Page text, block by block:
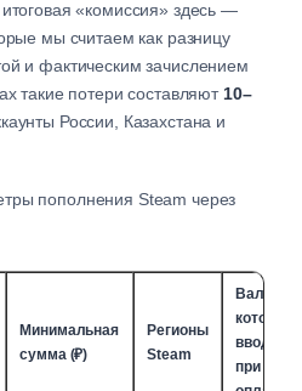
«комиссия» здесь —
мы считаем как разницу
и фактическим зачислением
такие потери составляют 10–
России, Казахстана и
пополнения Steam через
Минимальная
сумма (₽)
Регионы
Steam
Валюта,
которую
вводите
при